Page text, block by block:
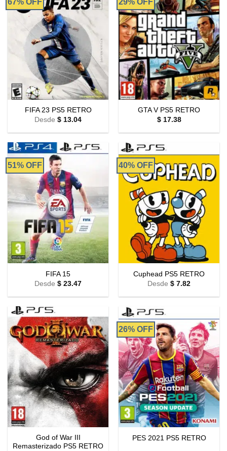
FIFA 23 PS5 RETRO
Desde $ 13.04
GTA V PS5 RETRO
$17.38
51% OFF
FIFA 15
Desde $ 23.47
40% OFF
Cuphead PS5 RETRO
Desde $ 7.82
God of War III
Remasterizado PS5 RETRO
26% OFF
PES 2021 PS5 RETRO